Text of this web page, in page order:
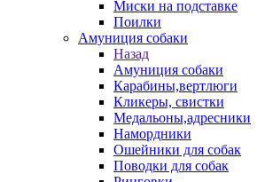
Миски на подставке
Поилки
Амуниция собаки
Назад
Амуниция собаки
Карабины,вертлюги
Кликеры, свистки
Медальоны,адресники
Намордники
Ошейники для собак
Поводки для собак